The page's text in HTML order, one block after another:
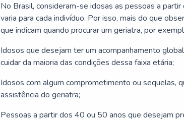
No Brasil, consideram-se idosas as pessoas a
varia para cada indivíduo. Por isso, mais do que
que indicam quando procurar um geriatra, por
Idosos que desejam ter um acompanhamento
cuidar da maioria das condições dessa faixa etária;
Idosos com algum comprometimento ou sequelas,
assistência do geriatra;
Pessoas a partir dos 40 ou 50 anos que desejam